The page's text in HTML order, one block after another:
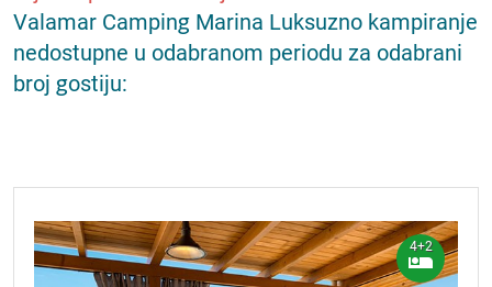
Valamar Camping Marina Luksuzno kampiranje
nedostupne u odabranom periodu za odabrani
broj gostiju:
4+2